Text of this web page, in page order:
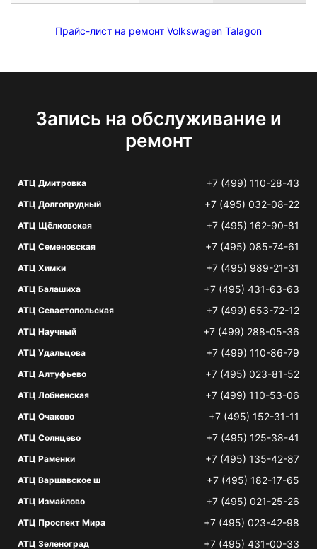
Прайс-лист на ремонт Volkswagen Talagon
Запись на обслуживание и
ремонт
АТЦ Дмитровка +7 (499) 110-28-43
АТЦ Долгопрудный +7 (495) 032-08-22
АТЦ Щёлковская +7 (495) 162-90-81
АТЦ Семеновская +7 (495) 085-74-61
АТЦ Химки +7 (495) 989-21-31
АТЦ Балашиха +7 (495) 431-63-63
АТЦ Севастопольская +7 (499) 653-72-12
АТЦ Научный +7 (499) 288-05-36
АТЦ Удальцова +7 (499) 110-86-79
АТЦ Алтуфьево +7 (495) 023-81-52
АТЦ Лобненская +7 (499) 110-53-06
АТЦ Очаково +7 (495) 152-31-11
АТЦ Солнцево +7 (495) 125-38-41
АТЦ Раменки +7 (495) 135-42-87
АТЦ Варшавское ш +7 (495) 182-17-65
АТЦ Измайлово +7 (495) 021-25-26
АТЦ Проспект Мира +7 (495) 023-42-98
АТЦ Зеленоград +7 (495) 431-00-33